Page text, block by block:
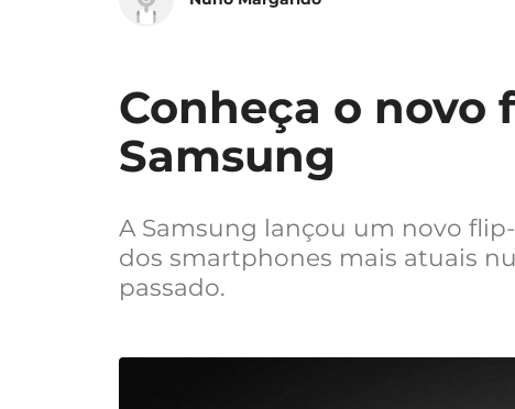
Conheça o novo
Samsung
A Samsung lançou um novo
dos smartphones mais atuais
passado.